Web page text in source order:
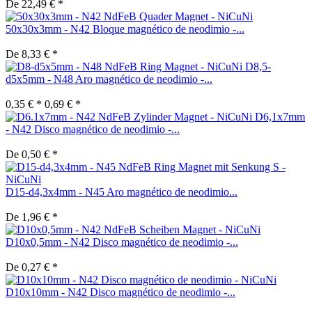
De 22,49 € *
50x30x3mm - N42 Bloque magnético de neodimio -...
De 8,33 € *
D8,5-
d5x5mm - N48 Aro magnético de neodimio -...
0,35 € * 0,69 € *
D6,1x7mm
- N42 Disco magnético de neodimio -...
De 0,50 € *
D15-d4,3x4mm - N45 Aro magnético de neodimio...
De 1,96 € *
D10x0,5mm - N42 Disco magnético de neodimio -...
De 0,27 € *
D10x10mm - N42 Disco magnético de neodimio -...